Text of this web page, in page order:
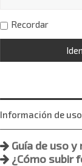
Recordar
Información de uso
Guía de uso
¿Cómo subir